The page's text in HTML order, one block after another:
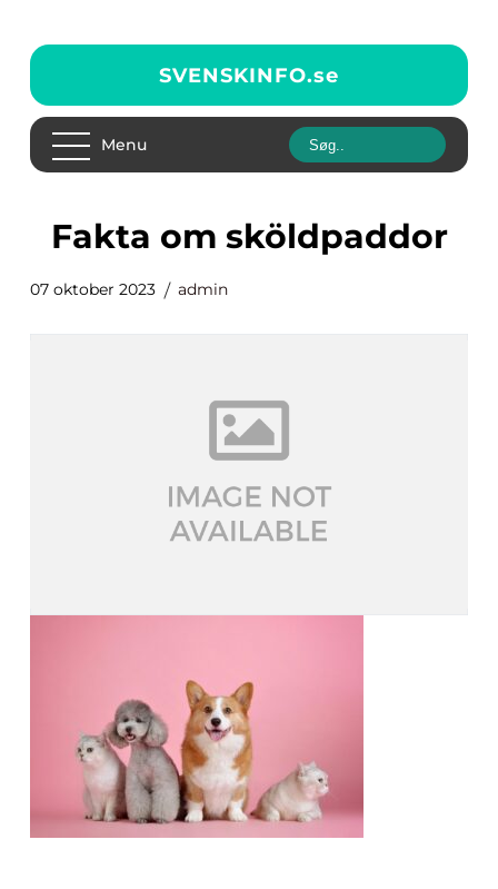
SVENSKINFO.se
Menu
fakta om sköldpaddor
07 oktober 2023 admin